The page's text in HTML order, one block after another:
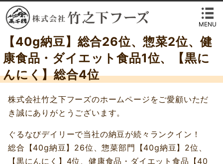
MENU
【40g納豆】総合26位、惣菜2位、健
康食品・ダイエット食品1位、【黒に
んにく】総合4位
株式会社竹之下フーズのホームページをご愛顧いただ
き誠にありがとうございます。
ぐるなびデイリーで当社の納豆が続々ランクイン！
総合【40g納豆】26位、惣菜部門【40g納豆】2位、
【黒にんにく】4位、健康食品・ダイエット食品【40